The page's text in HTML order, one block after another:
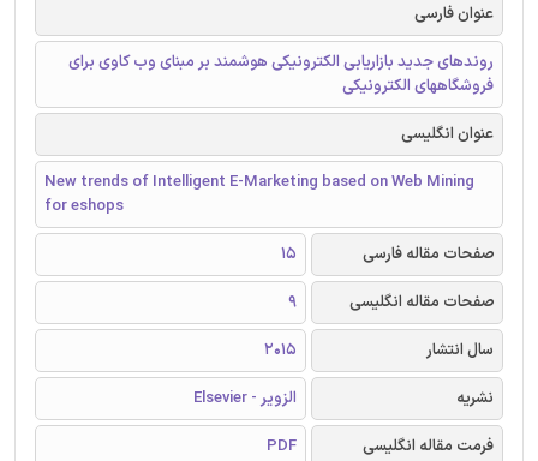
عنوان فارسی
روندهای جدید بازاریابی الکترونیکی هوشمند بر مبنای وب کاوی برای
فروشگاههای الکترونیکی
عنوان انگلیسی
New trends of Intelligent E-Marketing based on Web Mining
for eshops
صفحات مقاله فارسی
15
صفحات مقاله انگلیسی
9
سال انتشار
2015
نشریه
الزویر - Elsevier
فرمت مقاله انگلیسی
PDF